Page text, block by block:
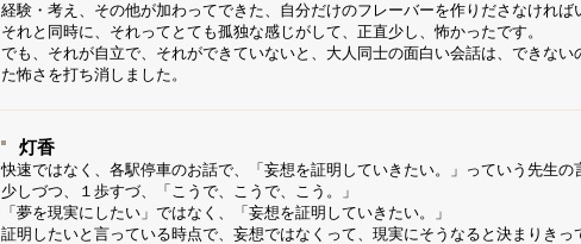
経験・考え、その他が加わってできた、自分だけのフレーバーを作りださなければ
それと同時に、それってとても孤独な感じがして、正直少し、怖かったです。
でも、それが自立で、それができていないと、大人同士の面白い会話は、できな
た怖さを打ち消しました。
灯香
快速ではなく、各駅停車のお話で、「妄想を証明していきたい。」っていう先生の
少しづつ、１歩すづ、「こうで、こうで、こう。」
「夢を現実にしたい」ではなく、「妄想を証明していきたい。」
証明したいと言っている時点で、妄想ではなくって、現実にそうなると決まりきっ